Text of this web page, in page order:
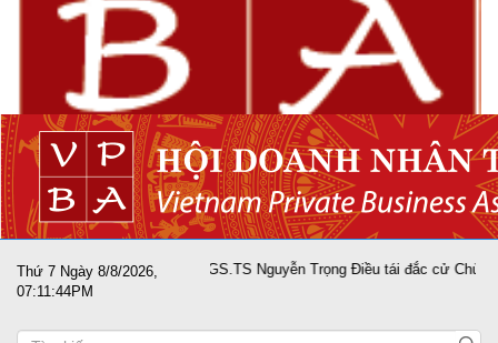
Thứ 7 Ngày 8/8/2026,
07:11:44PM
vượt sóng gió PGS.TS Nguyễn Trọng Điều tái đắc cử Chủ tịch